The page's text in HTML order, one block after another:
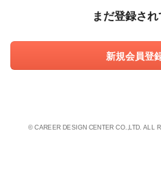
まだ登録さ
新規会員登
© CAREER DESIGN CENTER CO.,LTD. ALL